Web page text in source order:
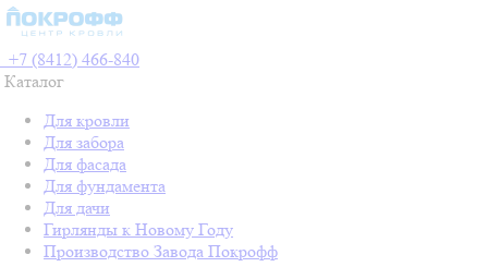
+7 (8412) 466-840
Каталог
Для кровли
Для забора
Для фасада
Для фундамента
Для дачи
Гирлянды к Новому Году
Производство Завода Покрофф